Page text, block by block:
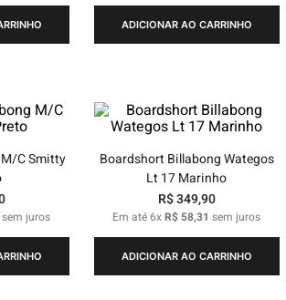
ADICIONAR AO CARRINHO
C Smitty
sem juros
Boardshort Billabong Wategos
Lt 17 Marinho
R$349,90
Em até6xR$ 58,31 sem juros
ADICIONAR AO CARRINHO